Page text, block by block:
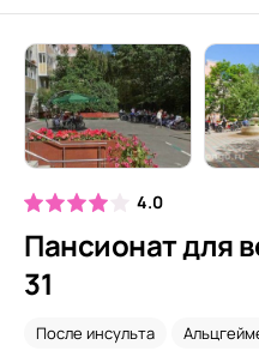
4.0
Пансионат для
31
После инсульта